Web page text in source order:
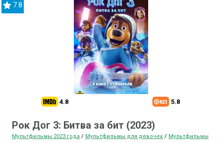
7.8
4.8 5.8
Рок Дог 3: Битва за бит (2023)
Мультфильмы 2023 года / Мультфильмы для девочек / Мультфильмы